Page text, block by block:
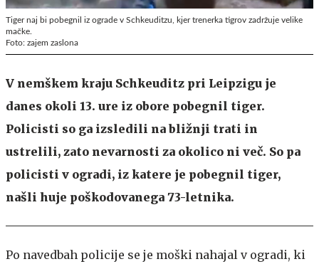
Tiger naj bi pobegnil iz ograde v Schkeuditzu, kjer trenerka tigrov zadržuje velike
mačke.
Foto: zajem zaslona
V nemškem kraju Schkeuditz pri Leipzigu je
danes okoli 13. ure iz obore pobegnil tiger.
Policisti so ga izsledili na bližnji trati in
ustrelili, zato nevarnosti za okolico ni več. So pa
policisti v ogradi, iz katere je pobegnil tiger,
našli huje poškodovanega 73-letnika.
Po navedbah policije se je moški nahajal v ogradi, ki